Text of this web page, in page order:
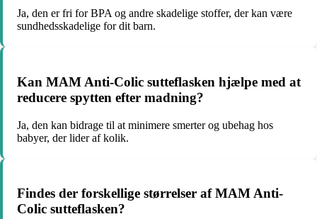
Ja, den er fri for BPA og andre skadelige stoffer, der kan være
sundhedsskadelige for dit barn.
Kan MAM Anti-Colic sutteflasken hjælpe med at
reducere spytten efter madning?
Ja, den kan bidrage til at minimere smerter og ubehag hos
babyer, der lider af kolik.
Findes der forskellige størrelser af MAM Anti-
Colic sutteflasken?